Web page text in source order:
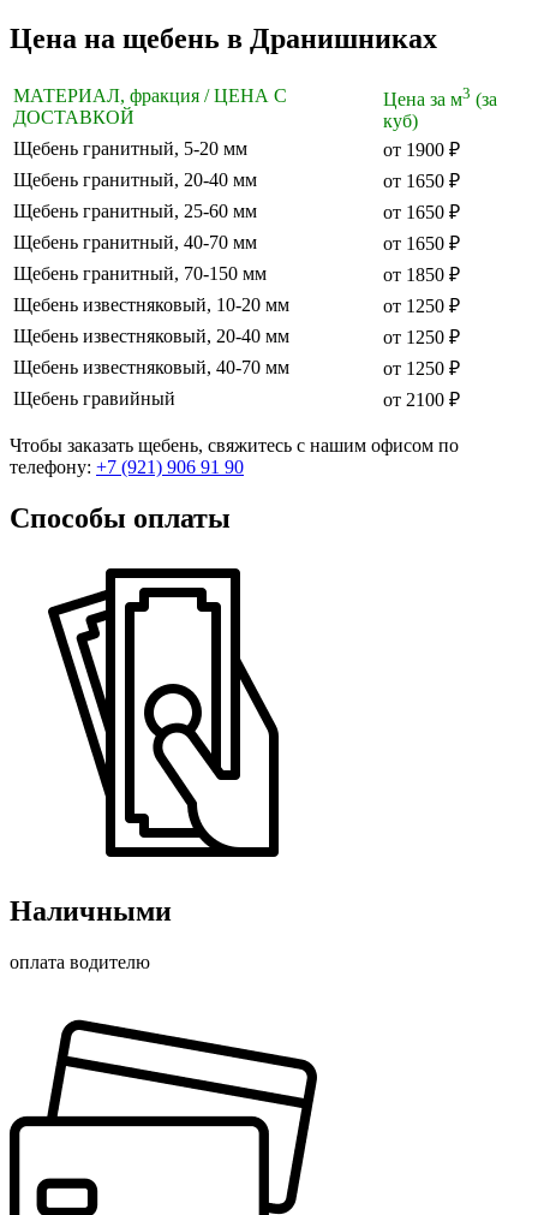
Цена на щебень в Дранишниках
МАТЕРИАЛ, фракция / ЦЕНА С
ДОСТАВКОЙ
Цена за м3 (за
куб)
Щебень гранитный, 5-20 мм
от 1900 ₽
Щебень гранитный, 20-40 мм
от 1650 ₽
Щебень гранитный, 25-60 мм
от 1650 ₽
Щебень гранитный, 40-70 мм
от 1650 ₽
Щебень гранитный, 70-150 мм
от 1850 ₽
Щебень известняковый, 10-20 мм
от 1250 ₽
Щебень известняковый, 20-40 мм
от 1250 ₽
Щебень известняковый, 40-70 мм
от 1250 ₽
Щебень гравийный
от 2100 ₽
Чтобы заказать щебень, свяжитесь с нашим офисом по
телефону: +7 (921) 906 91 90
Способы оплаты
Наличными
оплата водителю